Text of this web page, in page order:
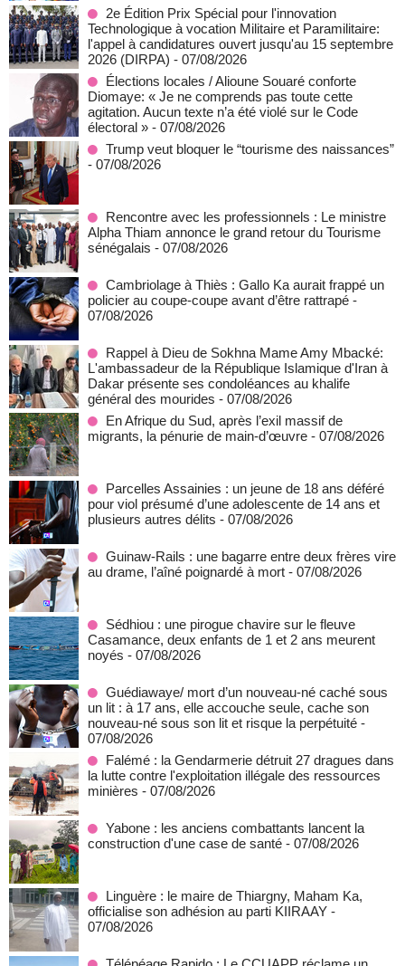
2e Édition Prix Spécial pour l'innovation
Technologique à vocation Militaire et Paramilitaire:
l'appel à candidatures ouvert jusqu'au 15 septembre
2026 (DIRPA) - 07/08/2026
Élections locales / Alioune Souaré conforte
Diomaye: « Je ne comprends pas toute cette
agitation. Aucun texte n’a été violé sur le Code
électoral » - 07/08/2026
Trump veut bloquer le “tourisme des naissances”
- 07/08/2026
Rencontre avec les professionnels : Le ministre
Alpha Thiam annonce le grand retour du Tourisme
sénégalais - 07/08/2026
Cambriolage à Thiès : Gallo Ka aurait frappé un
policier au coupe-coupe avant d’être rattrapé -
07/08/2026
Rappel à Dieu de Sokhna Mame Amy Mbacké:
L'ambassadeur de la République Islamique d'Iran à
Dakar présente ses condoléances au khalife
général des mourides - 07/08/2026
En Afrique du Sud, après l’exil massif de
migrants, la pénurie de main-d’œuvre - 07/08/2026
Parcelles Assainies : un jeune de 18 ans déféré
pour viol présumé d’une adolescente de 14 ans et
plusieurs autres délits - 07/08/2026
Guinaw-Rails : une bagarre entre deux frères vire
au drame, l’aîné poignardé à mort - 07/08/2026
Sédhiou : une pirogue chavire sur le fleuve
Casamance, deux enfants de 1 et 2 ans meurent
noyés - 07/08/2026
Guédiawaye/ mort d’un nouveau-né caché sous
un lit : à 17 ans, elle accouche seule, cache son
nouveau-né sous son lit et risque la perpétuité -
07/08/2026
Falémé : la Gendarmerie détruit 27 dragues dans
la lutte contre l'exploitation illégale des ressources
minières - 07/08/2026
Yabone : les anciens combattants lancent la
construction d'une case de santé - 07/08/2026
Linguère : le maire de Thiargny, Maham Ka,
officialise son adhésion au parti KIIRAAY -
07/08/2026